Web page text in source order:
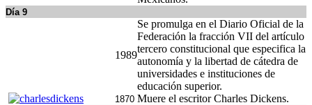
Día 9
1989
Se promulga en el Diario Oficial de la
Federación la fracción VII del artículo
tercero constitucional que especifica la
autonomía y la libertad de cátedra de
universidades e instituciones de
educación superior.
1870 Muere el escritor Charles Dickens.